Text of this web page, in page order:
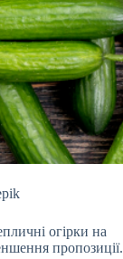
огірки на
пропозиції.